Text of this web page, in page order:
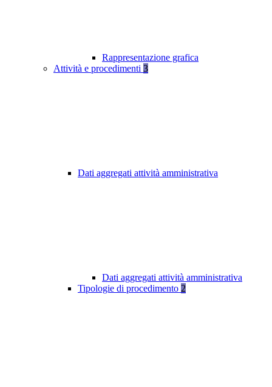
Rappresentazione grafica
Attività e procedimenti 3
Dati aggregati attività amministrativa
Dati aggregati attività amministrativa
Tipologie di procedimento 2